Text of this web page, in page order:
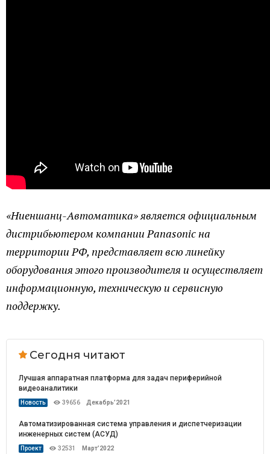
«Ниеншанц-Автоматика» является официальным
дистрибьютером компании Panasonic на
территории РФ, представляет всю линейку
оборудования этого производителя и осуществляет
информационную, техническую и сервисную
поддержку.
Сегодня читают
Лучшая аппаратная платформа для задач периферийной
видеоаналитики
Новость 39656 Декабрь’2021
Автоматизированная система управления и диспетчеризации
инженерных систем (АСУД)
Проект 32531 Март’2022